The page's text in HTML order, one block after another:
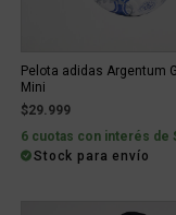
Pelota adidas Argentum
Mini
$29.999
6 cuotas con interés de
Stock para envío